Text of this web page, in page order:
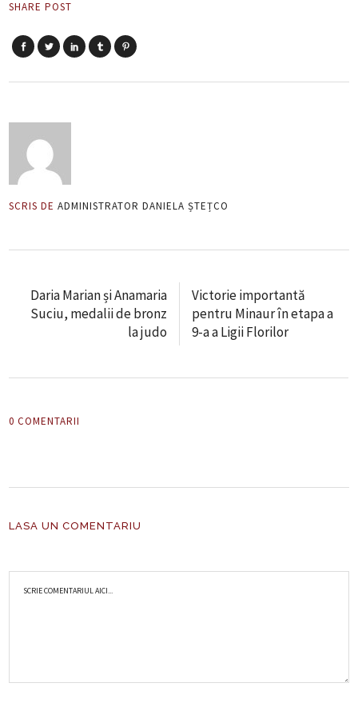
SHARE POST
SCRIS DE ADMINISTRATOR DANIELA ȘTEȚCO
Daria Marian și Anamaria
Suciu, medalii de bronz
la judo
Victorie importantă
pentru Minaur în etapa a
9-a a Ligii Florilor
0 COMENTARII
LASA UN COMENTARIU